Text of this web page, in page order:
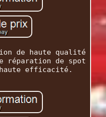
de haute qualité
réparation de spot
haute efficacité.